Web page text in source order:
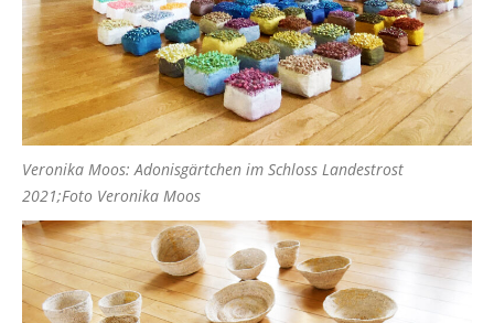
Veronika Moos: Adonisgärtchen im Schloss Landestrost
2021;Foto Veronika Moos